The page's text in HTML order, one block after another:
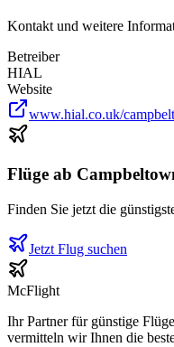
Kontakt und weitere
Betreiber
HIAL
Website
www.hial.co.uk/
Flüge ab
Finden Sie jetzt die
Jetzt Flug suchen
McFlight
Ihr Partner für günstige
vermitteln wir Ihnen die